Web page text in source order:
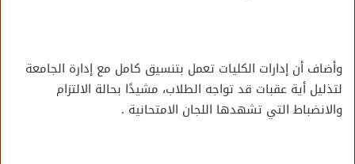
وأضاف أن إدارات الكليات تعمل بتنسيق كامل مع إدارة الجامعة
لتذليل أية عقبات قد تواجه الطلاب، مشيدًا بحالة الالتزام
والانضباط التي تشهدها اللجان الامتحانية .